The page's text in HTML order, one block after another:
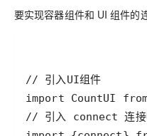
要实现容器组件和 UI 组件的
// 引入UI组件